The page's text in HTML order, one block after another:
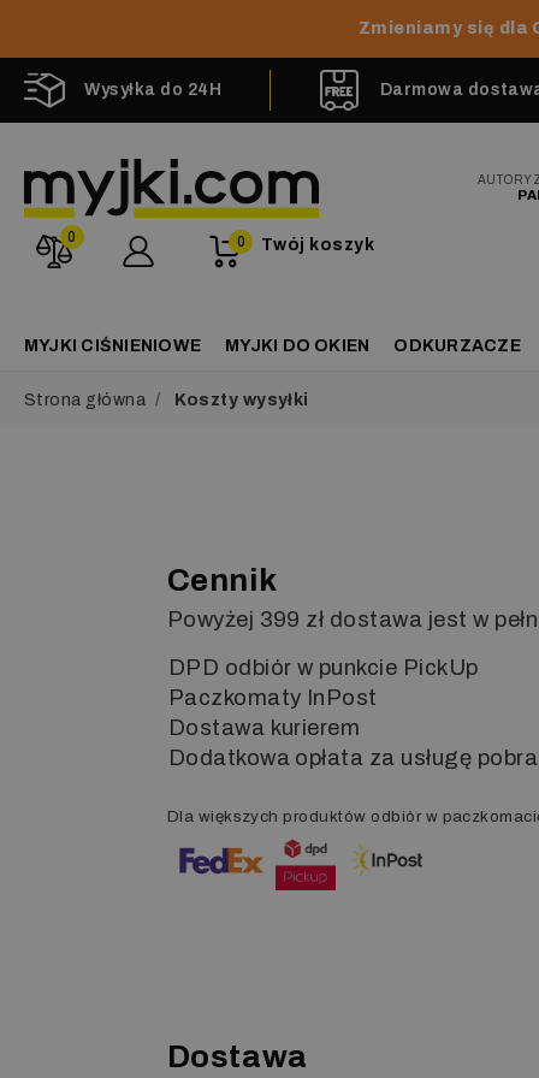
Zmieniamy się dla
Wysyłka do 24H Darmowa
0 Twój koszyk
0
MYJKI CIŚNIENIOWE MYJKI DO OKIEN ODKURZACZE
Strona główna Koszty wysyłki
Cennik
Powyżej 399 zł dostawa jest w
DPD odbiór w punkcie PickUp
Paczkomaty InPost
Dostawa kurierem
Dodatkowa opłata za usługę
Dla większych produktów odbiór w
Dostawa